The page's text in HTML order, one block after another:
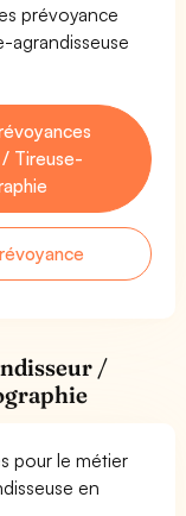
prévoyance
agrandisseuse
Tireuse-
/
pour le métier
en